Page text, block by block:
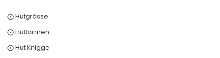
⨀ Hutgrösse
⨀ Hutformen
⨀ Hut Knigge